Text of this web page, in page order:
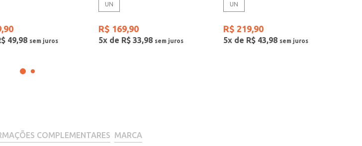
,90
49,98
UN
R$ 169,90
5x de R$ 33,98
UN
R$ 219,90
5x de R$ 43,98
COMPLEMENTARES MARCA